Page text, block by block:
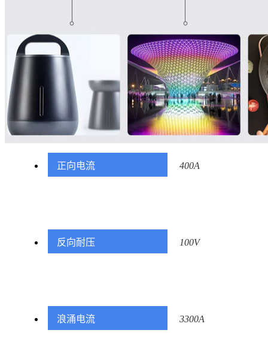
正向电流 400A
反向耐压 100V
浪涌电流 3300A